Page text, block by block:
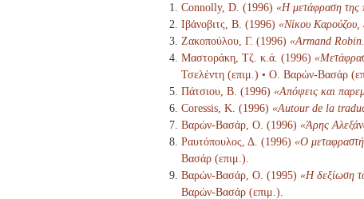
Connolly, D. (1996) «Η μετάφραση της
Ιβάνοβιτς, Β. (1996) «Νίκου Καρούζου,
Ζακοπούλου, Γ. (1996) «Armand Robin.
Μαστοράκη, Τζ. κ.ά. (1996)
Τσελέντη (επιμ.) • Ο. Βαρών-Βασάρ
Πάτσιου, Β. (1996) «Απόψεις και
Coressis, Κ. (1996) «Autour de la
Βαρών-Βασάρ, Ο. (1996) «Άρης
Ραυτόπουλος, Δ. (1996) «Ο
Βασάρ (επιμ.).
Βαρών-Βασάρ, Ο. (1995) «Η δεξίωση
Βαρών-Βασάρ (επιμ.).